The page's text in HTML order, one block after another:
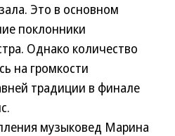
Это в основном
поклонники
Однако количество
на громкости
традиции в финале
музыковед Марина